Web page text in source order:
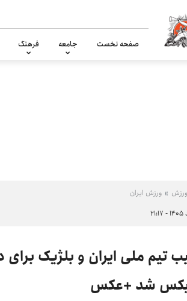
صفحه نخست جامعه فرهنگ
ورزش ورزش ایران
تیم ملی ایران و بلژیک
شد +عکس